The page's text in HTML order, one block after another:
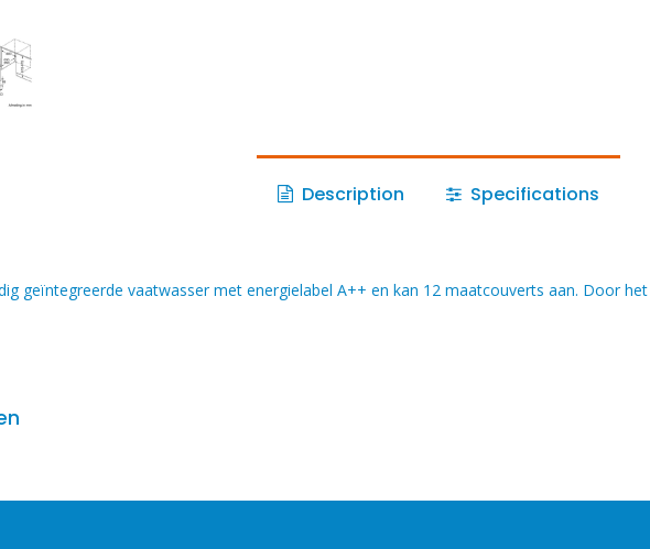
Description Specifications
geïntegreerde vaatwasser met energielabel A++ en kan 12 maatcouverts aan. Door